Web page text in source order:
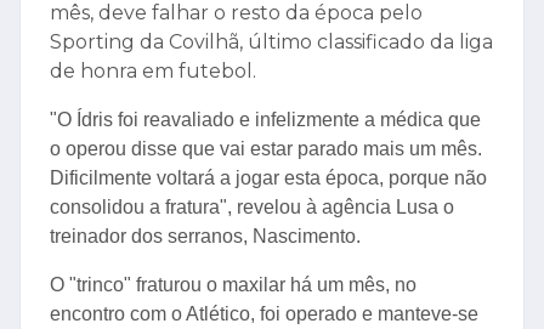
mês, deve falhar o resto da época pelo
Sporting da Covilhã, último classificado da liga
de honra em futebol.
"O Ídris foi reavaliado e infelizmente a médica que
o operou disse que vai estar parado mais um mês.
Dificilmente voltará a jogar esta época, porque não
consolidou a fratura", revelou à agência Lusa o
treinador dos serranos, Nascimento.
O "trinco" fraturou o maxilar há um mês, no
encontro com o Atlético, foi operado e manteve-se